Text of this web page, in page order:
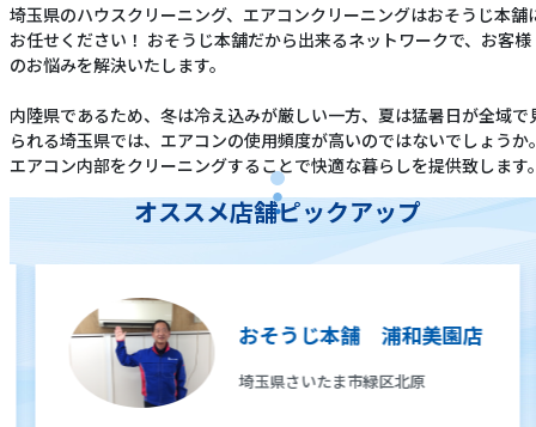
埼玉県のハウスクリーニング、エアコンクリーニングはおそうじ本舗
お任せください！ おそうじ本舗だから出来るネットワークで、お客様
のお悩みを解決いたします。
内陸県であるため、冬は冷え込みが厳しい一方、夏は猛暑日が全域で
られる埼玉県では、エアコンの使用頻度が高いのではないでしょうか
エアコン内部をクリーニングすることで快適な暮らしを提供致します
オススメ店舗ピックアップ
おそうじ本舗 浦和美園店
埼玉県さいたま市緑区北原